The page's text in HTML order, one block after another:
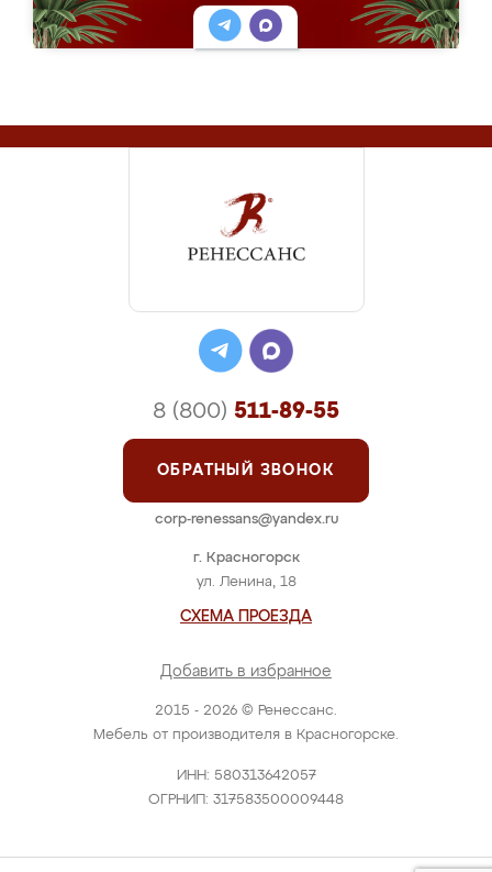
2015 - 2026 © Ренессанс.
Мебель от производителя в Красногорске.
ИНН: 580313642057
ОГРНИП: 317583500009448
г. Красногорск
ул. Ленина, 18
СХЕМА ПРОЕЗДА
Добавить в избранное
8 (800) 511-89-55
ОБРАТНЫЙ ЗВОНОК
corp-renessans@yandex.ru